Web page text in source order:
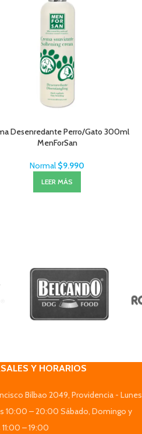
Desenredante Perro/Gato 300ml
MenForSan
Normal $9.990
LEER MÁS
Y HORARIOS
Bilbao 2049, Providencia - Lunes
10:00 – 20:00 Sábado, Domingo y
– 19:00